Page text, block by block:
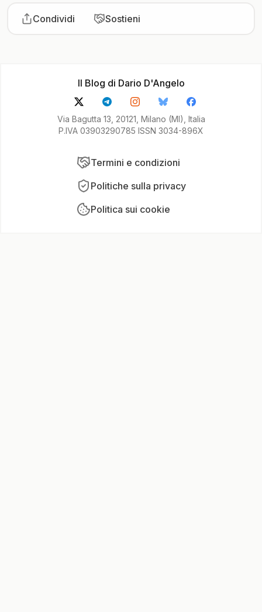
Condividi Sostieni
Termini e condizioni
Politiche sulla privacy
Politica sui cookie
Il Blog di Dario D'Angelo
Via Bagutta 13, 20121, Milano (MI), Italia
P.IVA 03903290785 ISSN 3034-896X